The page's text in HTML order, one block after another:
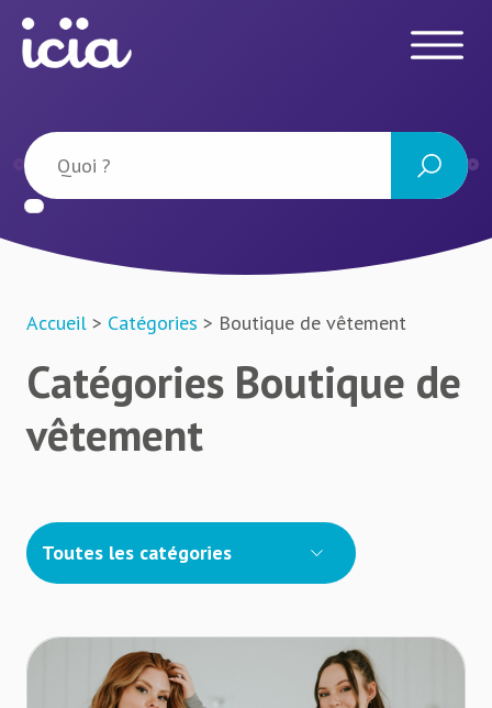
Accueil > Catégories > Boutique de vêtement
Catégories Boutique de
vêtement
Toutes les catégories